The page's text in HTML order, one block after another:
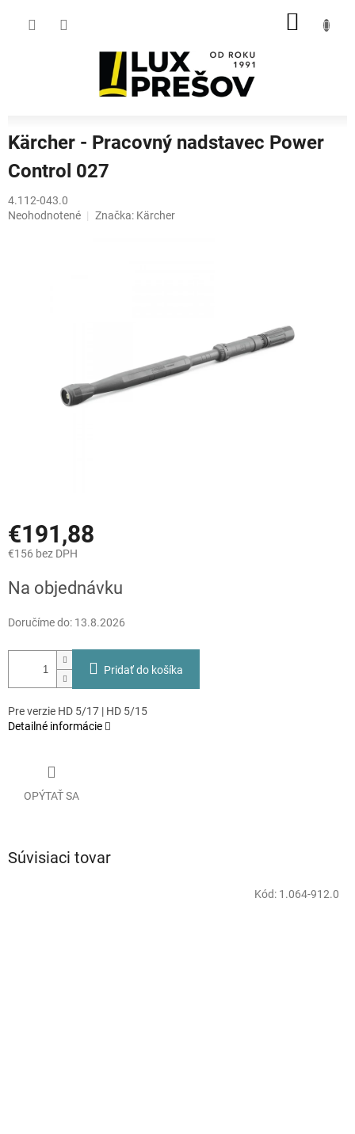
Kärcher - Pracovný nadstavec Power
Control 027
4.112-043.0
Priemerné
Neohodnotené Značka: Kärcher
€191,88
€156 bez DPH
cena:
Na objednávku
Doručíme do: 13.8.2026
Pridať do košíka
Pre verzie HD 5/17 | HD 5/15
Detailné informácie
OPÝTAŤ SA
Súvisiaci tovar
Kód: 1.064-912.0